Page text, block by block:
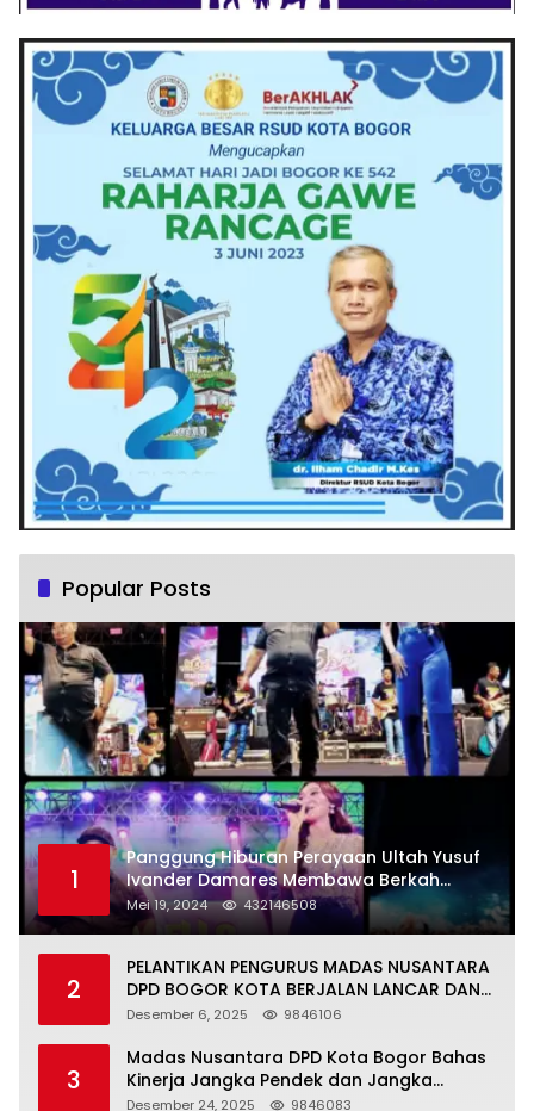
Popular Posts
1
Panggung Hiburan Perayaan Ultah Yusuf
Ivander Damares Membawa Berkah
Warga Kejapanan
Mei 19, 2024 432146508
2
PELANTIKAN PENGURUS MADAS NUSANTARA
DPD BOGOR KOTA BERJALAN LANCAR DAN
KHIDMAT
Desember 6, 2025 9846106
3
Madas Nusantara DPD Kota Bogor Bahas
Kinerja Jangka Pendek dan Jangka
Panjang
Desember 24, 2025 9846083